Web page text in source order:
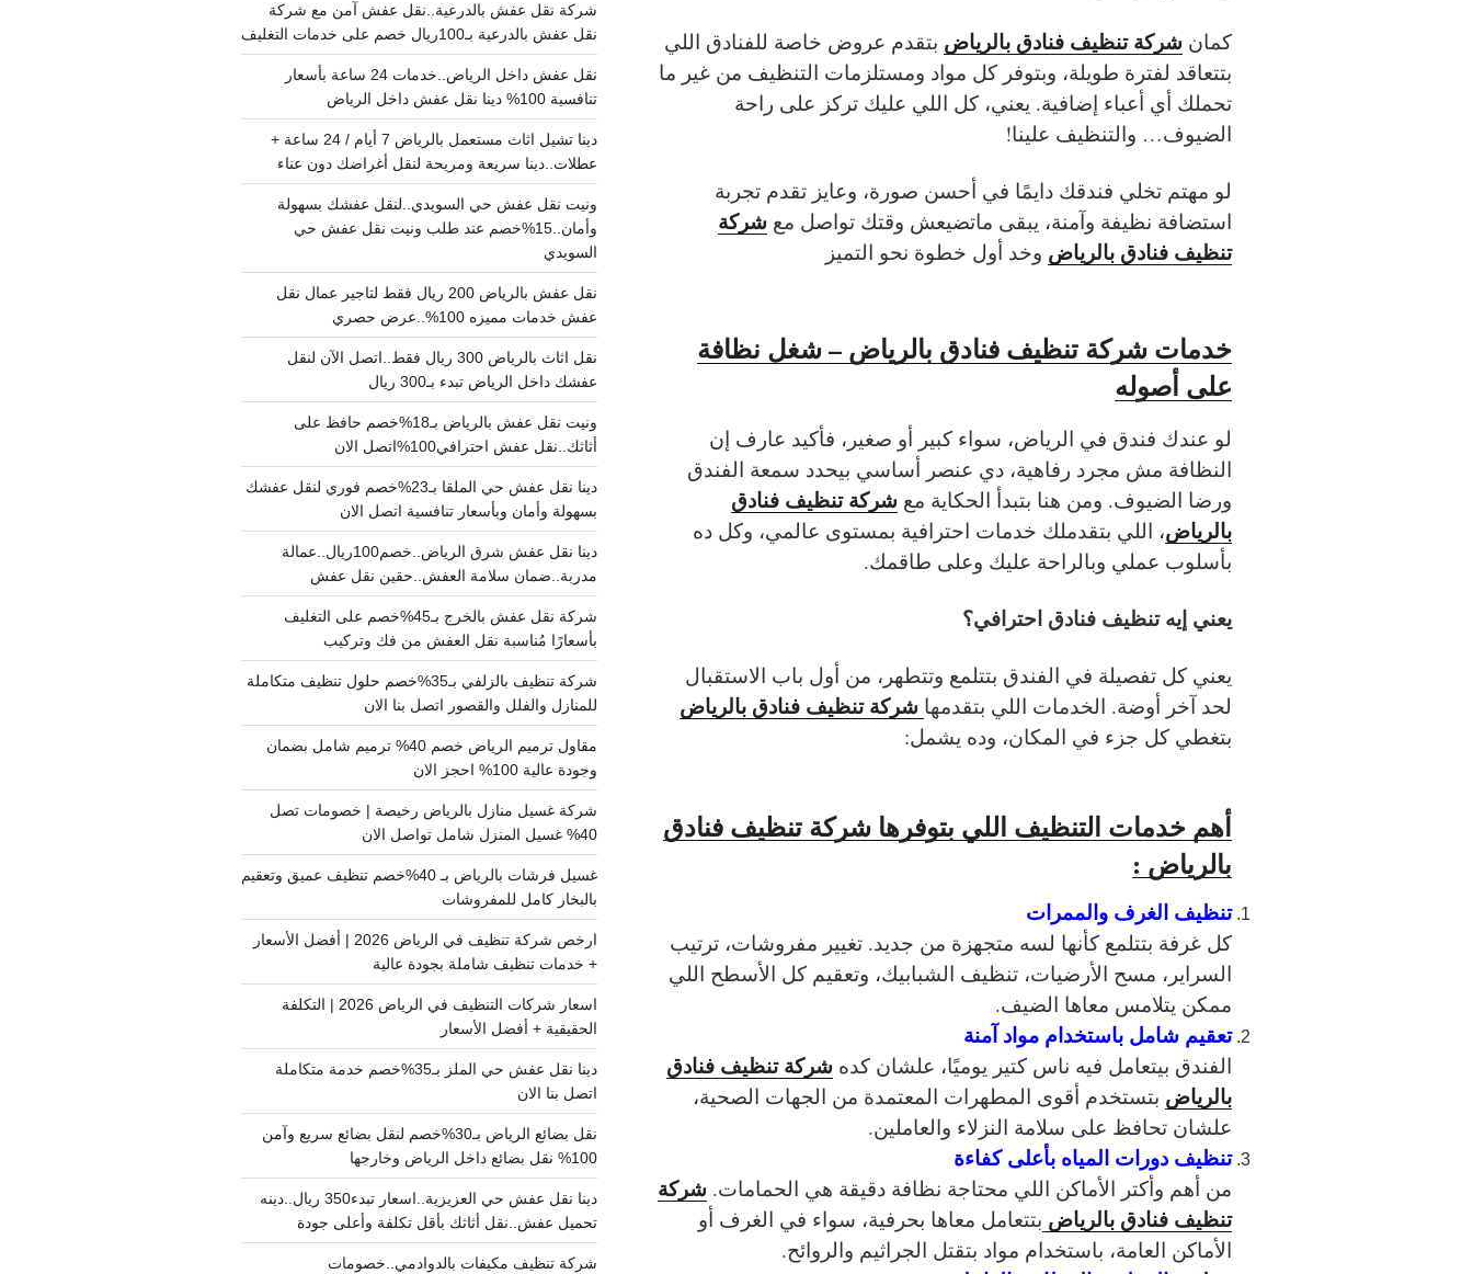
كمان شركة تنظيف فنادق بالرياض بتقدم عروض خاصة للفنادق اللي
بتتعاقد لفترة طويلة، وبتوفر كل مواد ومستلزمات التنظيف من غير ما
تحملك أي أعباء إضافية. يعني، كل اللي عليك تركز على راحة
الضيوف… والتنظيف علينا!
لو مهتم تخلي فندقك دايمًا في أحسن صورة، وعايز تقدم تجربة
استضافة نظيفة وآمنة، يبقى ماتضيعش وقتك تواصل مع شركة
تنظيف فنادق بالرياض وخد أول خطوة نحو التميز
خدمات شركة تنظيف فنادق بالرياض – شغل نظافة
على أصوله
لو عندك فندق في الرياض، سواء كبير أو صغير، فأكيد عارف إن
النظافة مش مجرد رفاهية، دي عنصر أساسي بيحدد سمعة الفندق
ورضا الضيوف. ومن هنا بتبدأ الحكاية مع شركة تنظيف فنادق
بالرياض، اللي بتقدملك خدمات احترافية بمستوى عالمي، وكل ده
بأسلوب عملي وبالراحة عليك وعلى طاقمك.
يعني إيه تنظيف فنادق احترافي؟
يعني كل تفصيلة في الفندق بتتلمع وتتطهر، من أول باب الاستقبال
لحد آخر أوضة. الخدمات اللي بتقدمها شركة تنظيف فنادق بالرياض
بتغطي كل جزء في المكان، وده يشمل:
أهم خدمات التنظيف اللي بتوفرها شركة تنظيف فنادق
بالرياض :
تنظيف الغرف والممرات
كل غرفة بتتلمع كأنها لسه متجهزة من جديد. تغيير مفروشات، ترتيب
السراير، مسح الأرضيات، تنظيف الشبابيك، وتعقيم كل الأسطح اللي
ممكن يتلامس معاها الضيف.
تعقيم شامل باستخدام مواد آمنة
الفندق بيتعامل فيه ناس كتير يوميًا، علشان كده شركة تنظيف فنادق
بالرياض بتستخدم أقوى المطهرات المعتمدة من الجهات الصحية،
علشان تحافظ على سلامة النزلاء والعاملين.
تنظيف دورات المياه بأعلى كفاءة
من أهم وأكتر الأماكن اللي محتاجة نظافة دقيقة هي الحمامات. شركة
تنظيف فنادق بالرياض بتتعامل معاها بحرفية، سواء في الغرف أو
الأماكن العامة، باستخدام مواد بتقتل الجراثيم والروائح.
شركة نقل عفش بالدرعية..نقل عفش آمن مع شركة
نقل عفش بالدرعية بـ100ريال خصم على خدمات التغليف
نقل عفش داخل الرياض..خدمات 24 ساعة بأسعار
تنافسية 100% دينا نقل عفش داخل الرياض
دينا تشيل اثاث مستعمل بالرياض 7 أيام / 24 ساعة +
عطلات..دينا سريعة ومريحة لنقل أغراضك دون عناء
ونيت نقل عفش حي السويدي..لنقل عفشك بسهولة
وأمان..15%خصم عند طلب ونيت نقل عفش حي
السويدي
نقل عفش بالرياض 200 ريال فقط لتاجير عمال نقل
عفش خدمات مميزه 100%..عرض حصري
نقل اثاث بالرياض 300 ريال فقط..اتصل الآن لنقل
عفشك داخل الرياض تبدء بـ300 ريال
ونيت نقل عفش بالرياض بـ18%خصم حافظ على
أثاثك..نقل عفش احترافي100%اتصل الان
دينا نقل عفش حي الملقا بـ23%خصم فوري لنقل عفشك
بسهولة وأمان وبأسعار تنافسية اتصل الان
دينا نقل عفش شرق الرياض..خصم100ريال..عمالة
مدربة..ضمان سلامة العفش..حقين نقل عفش
شركة نقل عفش بالخرج بـ45%خصم على التغليف
بأسعارًا مُناسبة نقل العفش من فك وتركيب
شركة تنظيف بالزلفي بـ35%خصم حلول تنظيف متكاملة
للمنازل والفلل والقصور اتصل بنا الان
مقاول ترميم الرياض خصم 40% ترميم شامل بضمان
وجودة عالية 100% احجز الان
شركة غسيل منازل بالرياض رخيصة | خصومات تصل
40% غسيل المنزل شامل تواصل الان
غسيل فرشات بالرياض بـ 40%خصم تنظيف عميق وتعقيم
بالبخار كامل للمفروشات
ارخص شركة تنظيف في الرياض 2026 | أفضل الأسعار
+ خدمات تنظيف شاملة بجودة عالية
اسعار شركات التنظيف في الرياض 2026 | التكلفة
الحقيقية + أفضل الأسعار
دينا نقل عفش حي الملز بـ35%خصم خدمة متكاملة
اتصل بنا الان
نقل بضائع الرياض بـ30%خصم لنقل بضائع سريع وآمن
100% نقل بضائع داخل الرياض وخارجها
دينا نقل عفش حي العزيزية..اسعار تبدء350 ريال..دينه
تحميل عفش..نقل أثاثك بأقل تكلفة وأعلى جودة
شركة تنظيف مكيفات بالدوادمي..خصومات